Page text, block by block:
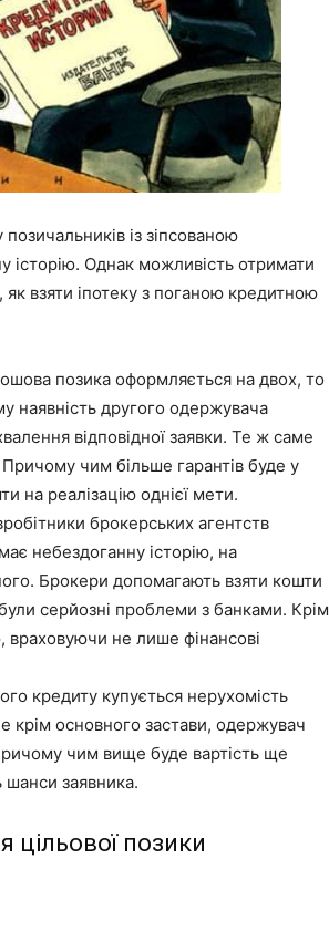
із зіпсованою
історію. Однак можливість отримати
як взяти іпотеку з поганою кредитною
позика оформляється на двох, то
наявність другого одержувача
відповідної заявки. Те ж саме
Причому чим більше гарантів буде у
на реалізацію однієї мети.
брокерських агентств
небездоганну історію, на
Брокери допомагають взяти кошти
серйозні проблеми з банками. Крім
враховуючи не лише фінансові
кредиту купується нерухомість
крім основного застави, одержувач
чим вище буде вартість ще
заявника.
цільової позики